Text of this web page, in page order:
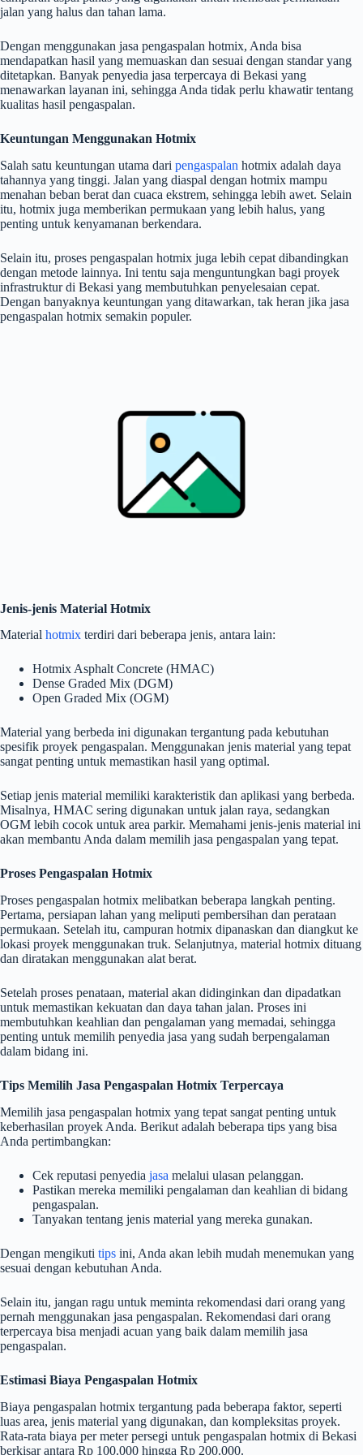
jalan yang halus dan tahan lama.
Dengan menggunakan jasa pengaspalan hotmix, Anda bisa
mendapatkan hasil yang memuaskan dan sesuai dengan standar yang
ditetapkan. Banyak penyedia jasa terpercaya di Bekasi yang
menawarkan layanan ini, sehingga Anda tidak perlu khawatir tentang
kualitas hasil pengaspalan.
Keuntungan Menggunakan Hotmix
Salah satu keuntungan utama dari pengaspalan hotmix adalah daya
tahannya yang tinggi. Jalan yang diaspal dengan hotmix mampu
menahan beban berat dan cuaca ekstrem, sehingga lebih awet. Selain
itu, hotmix juga memberikan permukaan yang lebih halus, yang
penting untuk kenyamanan berkendara.
Selain itu, proses pengaspalan hotmix juga lebih cepat dibandingkan
dengan metode lainnya. Ini tentu saja menguntungkan bagi proyek
infrastruktur di Bekasi yang membutuhkan penyelesaian cepat.
Dengan banyaknya keuntungan yang ditawarkan, tak heran jika jasa
pengaspalan hotmix semakin populer.
Jenis-jenis Material Hotmix
Material hotmix terdiri dari beberapa jenis, antara lain:
Hotmix Asphalt Concrete (HMAC)
Dense Graded Mix (DGM)
Open Graded Mix (OGM)
Material yang berbeda ini digunakan tergantung pada kebutuhan
spesifik proyek pengaspalan. Menggunakan jenis material yang tepat
sangat penting untuk memastikan hasil yang optimal.
Setiap jenis material memiliki karakteristik dan aplikasi yang berbeda.
Misalnya, HMAC sering digunakan untuk jalan raya, sedangkan
OGM lebih cocok untuk area parkir. Memahami jenis-jenis material ini
akan membantu Anda dalam memilih jasa pengaspalan yang tepat.
Proses Pengaspalan Hotmix
Proses pengaspalan hotmix melibatkan beberapa langkah penting.
Pertama, persiapan lahan yang meliputi pembersihan dan perataan
permukaan. Setelah itu, campuran hotmix dipanaskan dan diangkut ke
lokasi proyek menggunakan truk. Selanjutnya, material hotmix dituang
dan diratakan menggunakan alat berat.
Setelah proses penataan, material akan didinginkan dan dipadatkan
untuk memastikan kekuatan dan daya tahan jalan. Proses ini
membutuhkan keahlian dan pengalaman yang memadai, sehingga
penting untuk memilih penyedia jasa yang sudah berpengalaman
dalam bidang ini.
Tips Memilih Jasa Pengaspalan Hotmix Terpercaya
Memilih jasa pengaspalan hotmix yang tepat sangat penting untuk
keberhasilan proyek Anda. Berikut adalah beberapa tips yang bisa
Anda pertimbangkan:
Cek reputasi penyedia jasa melalui ulasan pelanggan.
Pastikan mereka memiliki pengalaman dan keahlian di bidang
pengaspalan.
Tanyakan tentang jenis material yang mereka gunakan.
Dengan mengikuti tips ini, Anda akan lebih mudah menemukan yang
sesuai dengan kebutuhan Anda.
Selain itu, jangan ragu untuk meminta rekomendasi dari orang yang
pernah menggunakan jasa pengaspalan. Rekomendasi dari orang
terpercaya bisa menjadi acuan yang baik dalam memilih jasa
pengaspalan.
Estimasi Biaya Pengaspalan Hotmix
Biaya pengaspalan hotmix tergantung pada beberapa faktor, seperti
luas area, jenis material yang digunakan, dan kompleksitas proyek.
Rata-rata biaya per meter persegi untuk pengaspalan hotmix di Bekasi
berkisar antara Rp 100.000 hingga Rp 200.000.